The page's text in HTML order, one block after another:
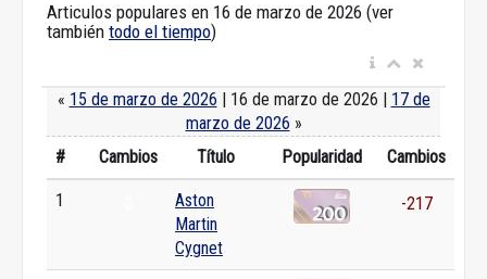
Articulos populares en 16 de marzo de 2026 (ver
también todo el tiempo)
« 15 de marzo de 2026 | 16 de marzo de 2026 | 17 de
marzo de 2026 »
#
Cambios Título Popularidad Cambios
1
Aston
Martin
Cygnet
-217